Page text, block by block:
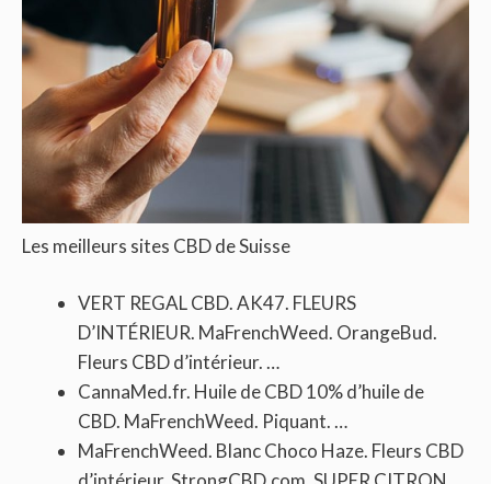
Les meilleurs sites CBD de Suisse
VERT REGAL CBD. AK47. FLEURS
D’INTÉRIEUR. MaFrenchWeed. OrangeBud.
Fleurs CBD d’intérieur. …
CannaMed.fr. Huile de CBD 10% d’huile de
CBD. MaFrenchWeed. Piquant. …
MaFrenchWeed. Blanc Choco Haze. Fleurs CBD